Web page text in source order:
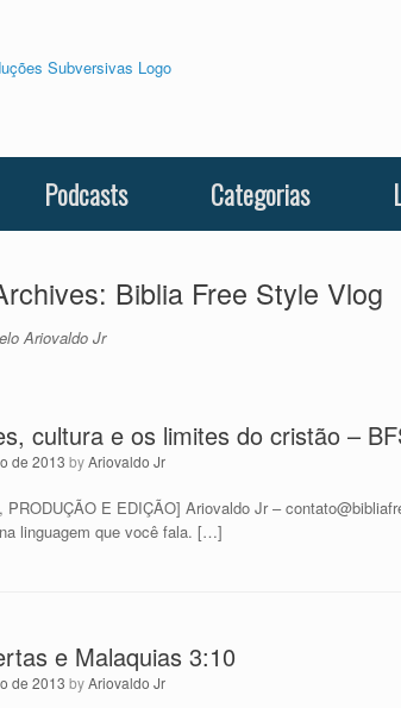
Podcasts Categorias
Biblia Free Style Vlog
Ariovaldo Jr
cultura e os limites do cristão –
de 2013 byAriovaldo Jr
PRODUÇÃO E EDIÇÃO] Ariovaldo Jr –
linguagem que você fala. […]
e Malaquias 3:10
de 2013 byAriovaldo Jr